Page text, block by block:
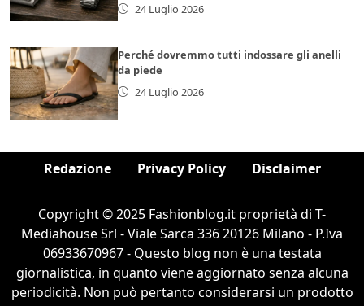
24 Luglio 2026
Perché dovremmo tutti indossare gli anelli
da piede
24 Luglio 2026
Redazione Privacy Policy Disclaimer
Copyright © 2025 Fashionblog.it proprietà di T-
Mediahouse Srl - Viale Sarca 336 20126 Milano - P.Iva
06933670967 - Questo blog non è una testata
giornalistica, in quanto viene aggiornato senza alcuna
periodicità. Non può pertanto considerarsi un prodotto